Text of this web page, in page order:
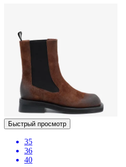
Быстрый просмотр
35
36
40